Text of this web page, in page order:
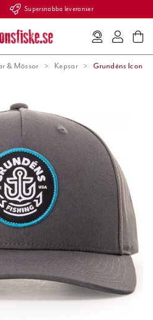
Supersnabba leveranser
& Mössor Kepsar Grundéns Icon